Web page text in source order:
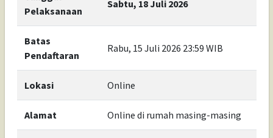
Pelaksanaan
Sabtu, 18 Juli 2026
Batas
Pendaftaran
Rabu, 15 Juli 2026 23:59 WIB
Lokasi Online
Alamat Online di rumah masing-masing